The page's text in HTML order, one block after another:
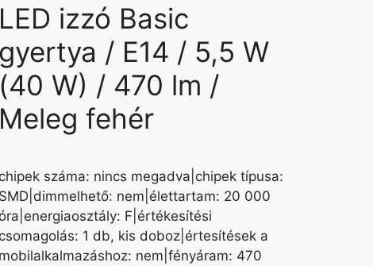
LED izzó Basic
gyertya / E14 / 5,5 W
(40 W) / 470 lm /
Meleg fehér
chipek száma: nincs megadva|chipek típusa:
SMD|dimmelhető: nem|élettartam: 20 000
óra|energiaosztály: F|értékesítési
csomagolás: 1 db, kis doboz|értesítések a
mobilalkalmazáshoz: nem|fényáram: 470